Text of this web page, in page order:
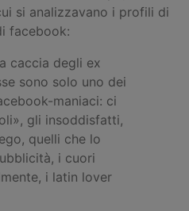
si analizzavano i profili di
facebook:
caccia degli ex
sono solo uno dei
maniaci: ci
gli insoddisfatti,
quelli che lo
i cuori
i latin lover